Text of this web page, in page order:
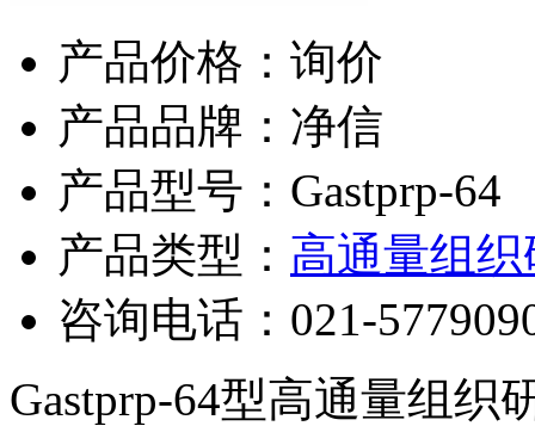
产品价格：询价
产品品牌：净信
产品型号：Gastprp-64
产品类型： 高通量组
咨询电话： 021-
Gastprp-64型高通量组织